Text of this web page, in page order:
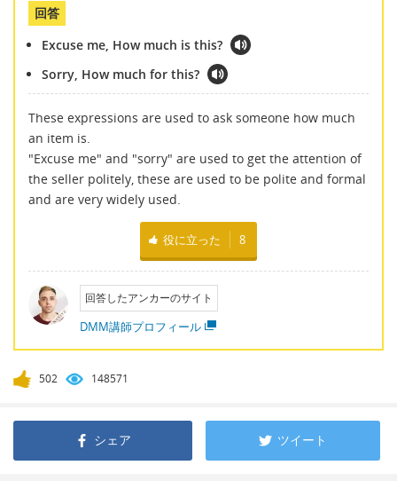
回答
Excuse me, How much is this?
Sorry, How much for this?
These expressions are used to ask someone how much
an item is.
"Excuse me" and "sorry" are used to get the attention of
the seller politely, these are used to be polite and formal
and are very widely used.
役に立った 8
回答したアンカーのサイト
DMM講師プロフィール
502 148571
シェア ツイート